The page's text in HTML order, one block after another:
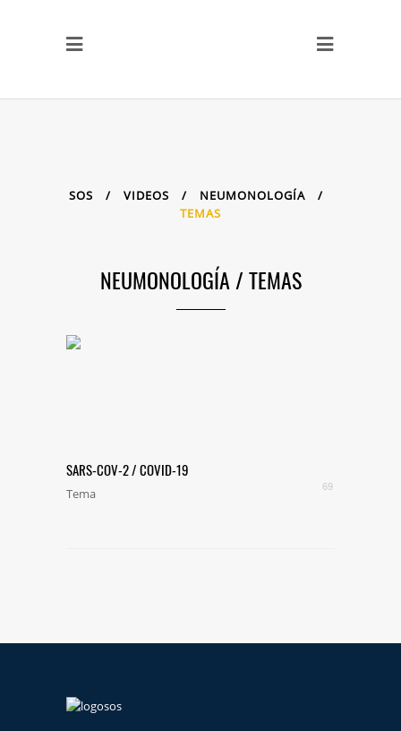
SOS / VIDEOS / NEUMONOLOGÍA
/
TEMAS
NEUMONOLOGÍA /TEMAS
SARS-COV-2 / COVID-19
Tema 69